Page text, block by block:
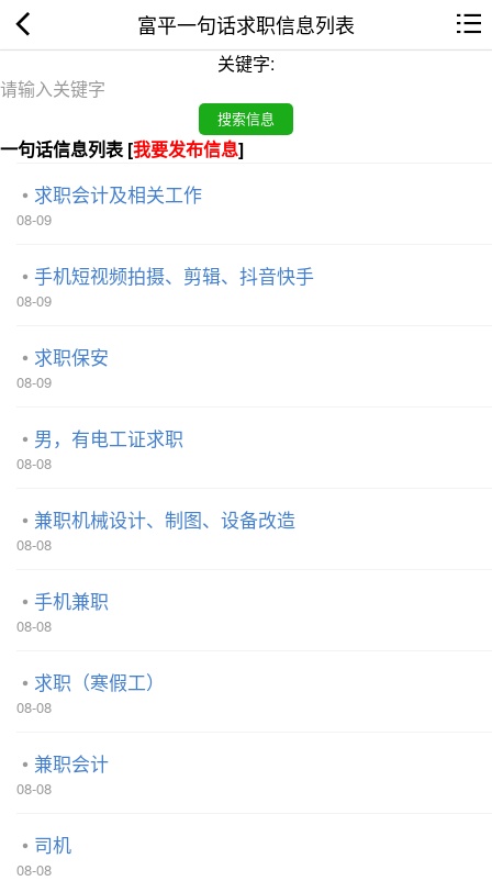
富平一句话求职信息列表
关键字:
一句话信息列表 [我要发布信息]
求职会计及相关工作
08-09
手机短视频拍摄、剪辑、抖音快手
08-09
求职保安
08-09
男，有电工证求职
08-08
兼职机械设计、制图、设备改造
08-08
手机兼职
08-08
求职（寒假工）
08-08
兼职会计
08-08
司机
08-08